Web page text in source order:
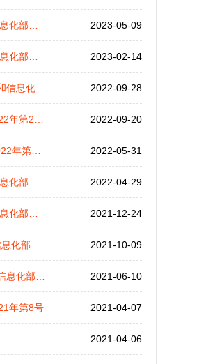
2023-05-09
2023-02-14
2022-09-28
2022-09-20
2022-05-31
2022-04-29
2021-12-24
2021-10-09
2021-06-10
2021-04-07
年第8号
2021-04-06